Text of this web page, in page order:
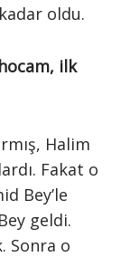
oldu.
ilk
Halim
Fakat o
Bey’le
geldi.
Sonra o